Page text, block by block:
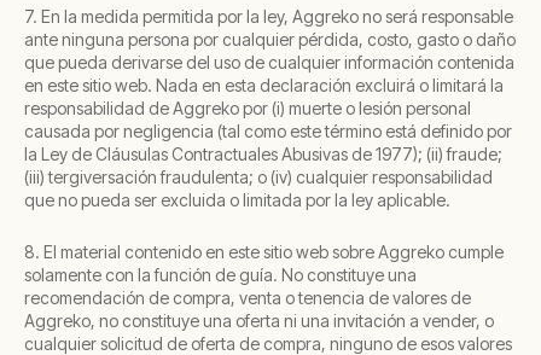
7. En la medida permitida por la ley, Aggreko no será responsable
ante ninguna persona por cualquier pérdida, costo, gasto o daño
que pueda derivarse del uso de cualquier información contenida
en este sitio web. Nada en esta declaración excluirá o limitará la
responsabilidad de Aggreko por (i) muerte o lesión personal
causada por negligencia (tal como este término está definido por
la Ley de Cláusulas Contractuales Abusivas de 1977); (ii) fraude;
(iii) tergiversación fraudulenta; o (iv) cualquier responsabilidad
que no pueda ser excluida o limitada por la ley aplicable.
8. El material contenido en este sitio web sobre Aggreko cumple
solamente con la función de guía. No constituye una
recomendación de compra, venta o tenencia de valores de
Aggreko, no constituye una oferta ni una invitación a vender, o
cualquier solicitud de oferta de compra, ninguno de esos valores